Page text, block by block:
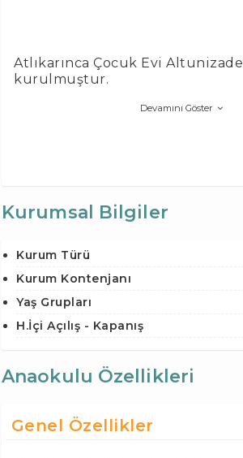
Atlıkarınca Çocuk Evi Altunizade
kurulmuştur.
Devamını Göster
Kurumsal Bilgiler
Kurum Türü
Kurum Kontenjanı
Yaş Grupları
H.İçi Açılış - Kapanış
Anaokulu Özellikleri
Genel Özellikler